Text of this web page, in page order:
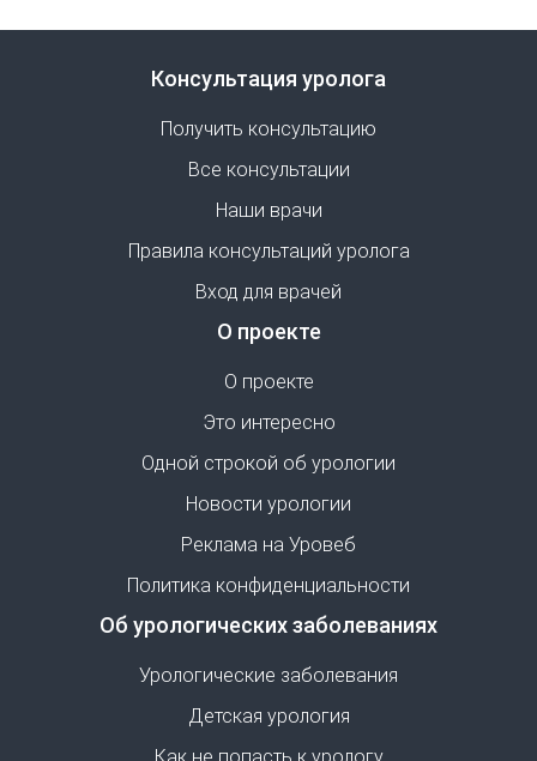
Консультация уролога
Получить консультацию
Все консультации
Наши врачи
Правила консультаций уролога
Вход для врачей
О проекте
О проекте
Это интересно
Одной строкой об урологии
Новости урологии
Реклама на Уровеб
Политика конфиденциальности
Об урологических заболеваниях
Урологические заболевания
Детская урология